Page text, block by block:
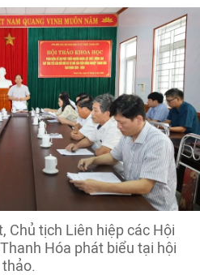
Chủ tịch Liên hiệp các Hội
Hóa phát biểu tại hội
thảo.